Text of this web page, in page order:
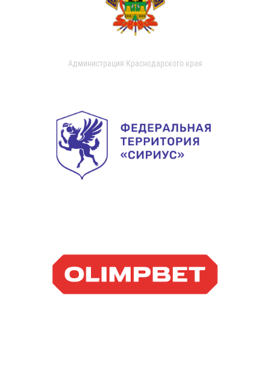
Администрация Краснодарского края